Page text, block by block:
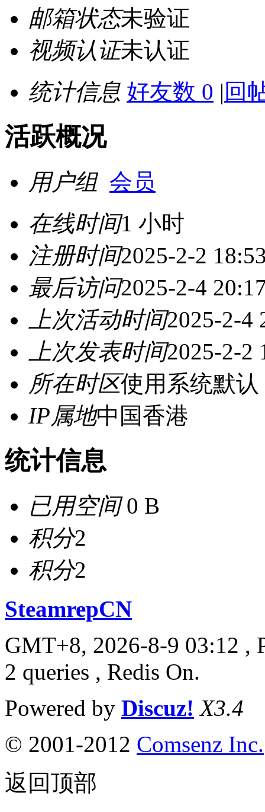
邮箱状态未验证
视频认证未认证
统计信息 好友数 0 | 回
活跃概况
用户组 会员
在线时间1 小时
注册时间2025-2-2
最后访问2025-2-4
上次活动时间2025-2-4
上次发表时间2025-2-2
所在时区使用系统默认
IP属地中国香港
统计信息
已用空间0 B
积分2
积分2
SteamrepCN
GMT+8, 2026-8-9 03:12 ,
2 queries , Redis On.
Powered by Discuz! X3.4
© 2001-2012 Comsenz Inc.
返回顶部